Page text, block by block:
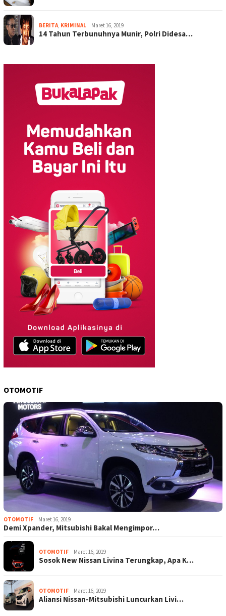
BERITA KRIMINAL Maret 16, 2019
14 Tahun Terbunuhnya Munir, Polri Didesa…
OTOMOTIF
OTOMOTIF Maret 16, 2019
Demi Xpander, Mitsubishi Bakal Mengimpor…
OTOMOTIF Maret 16, 2019
Sosok New Nissan Livina Terungkap, Apa K…
OTOMOTIF Maret 16, 2019
Aliansi Nissan-Mitsubishi Luncurkan Livi…